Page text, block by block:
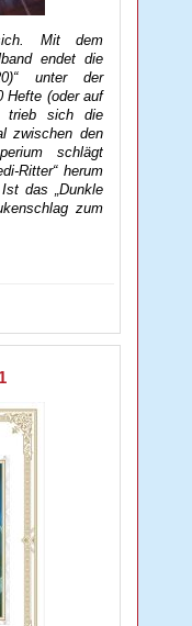
Mit dem
endet die
unter der
Hefte (oder auf
trieb sich die
zwischen den
schlägt
Ritter“ herum
das „Dunkle
zum